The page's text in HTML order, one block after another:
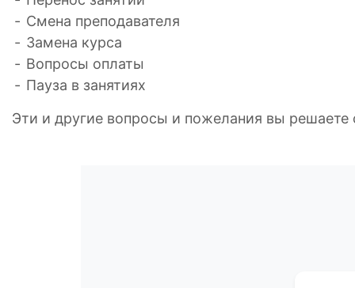
Смена преподавателя
Замена курса
Вопросы оплаты
Пауза в занятиях
Эти и другие вопросы и пожелания вы